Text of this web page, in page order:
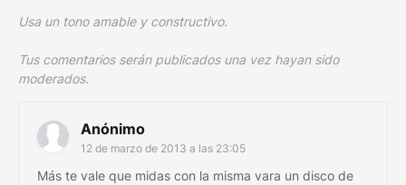
Usa un tono amable y constructivo.
Tus comentarios serán publicados una vez hayan sido
moderados.
Anónimo
12 de marzo de 2013 a las 23:05
Más te vale que midas con la misma vara un disco de